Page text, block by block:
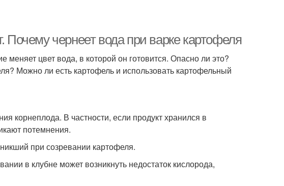
Почему чернеет вода при варке картофеля
меняет цвет вода, в которой он готовится. Опасно ли это?
Можно ли есть картофель и использовать картофельный
корнеплода. В частности, если продукт хранился в
потемнения.
при созревании картофеля.
в клубне может возникнуть недостаток кислорода,